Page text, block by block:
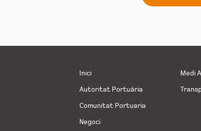
Inici
Autoritat Portuària
Comunitat Portuaria
Negoci
Medi